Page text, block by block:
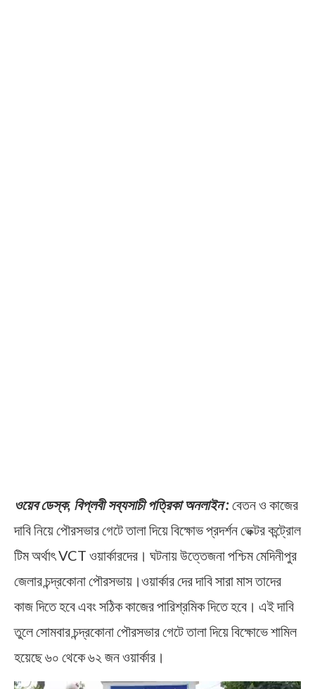
ওয়েব ডেস্ক, বিপ্লবী সব্যসাচী পত্রিকা অনলাইন :বেতন ও কাজের
দাবি নিয়ে পৌরসভার গেটে তালা দিয়ে বিক্ষোভ প্রদর্শন ভেক্টর কন্ট্রোল
টিম অর্থাৎ VCT ওয়ার্কারদের। ঘটনায় উত্তেজনা পশ্চিম মেদিনীপুর
জেলার চন্দ্রকোনা পৌরসভায়।ওয়ার্কার দের দাবি সারা মাস তাদের
কাজ দিতে হবে এবং সঠিক কাজের পারিশ্রমিক দিতে হবে। এই দাবি
তুলে সোমবার চন্দ্রকোনা পৌরসভার গেটে তালা দিয়ে বিক্ষোভে শামিল
হয়েছে ৬০ থেকে ৬২ জন ওয়ার্কার।